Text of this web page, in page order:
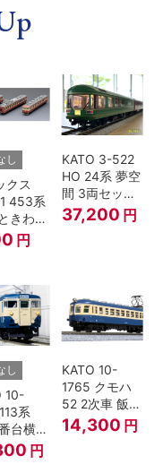
し
クス
453系
きわ
セッ
ゲージ
円
KATO 3-522
HO 24系 夢空
間 3両セット
HOゲージ
37,200 円
し
10-
系
台横須
武快速
7両セ
円
KATO 10-
1765 クモハ
52 2次車 飯田
線 4両セット
Nゲージ
14,300 円